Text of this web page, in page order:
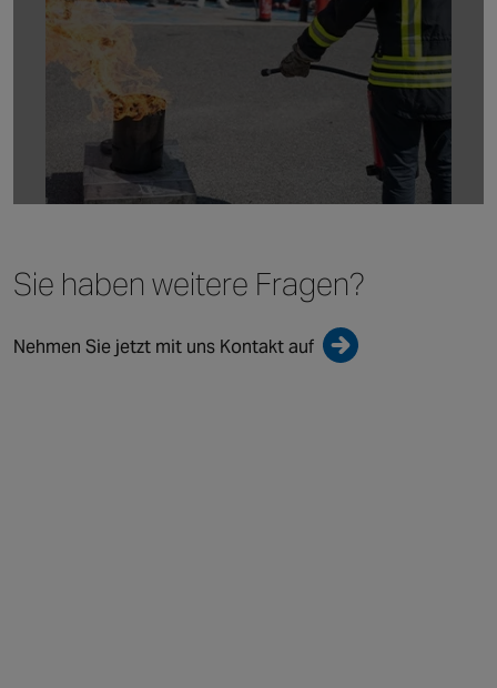
Sie haben weitere Fragen?
Nehmen Sie jetzt mit uns Kontakt auf